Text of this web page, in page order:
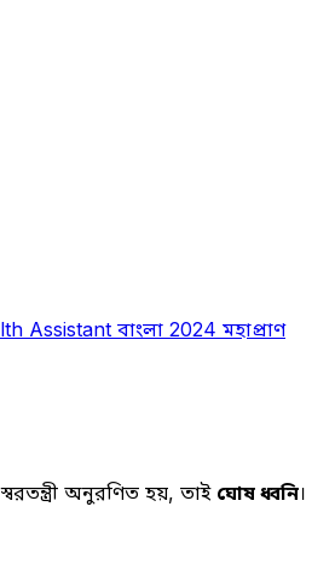
Assistant বাংলা 2024 মহাপ্রাণ
অনুরণিত হয়, তাই ঘোষ ধ্বনি।